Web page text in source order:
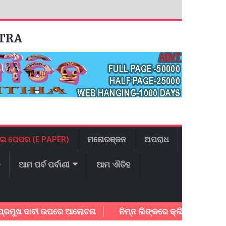
ଇ ପେପର (E PAPER) ମନୋରଞ୍ଜନ ଅପରାଧ
ଆମ ପର୍ବ ପର୍ବାଣୀ ଆମ ଐତିହ
ଉପରେ ଆଲୋଚନା ନିମ୍ନ ଲିଙ୍କରେ କ୍ଲିକ କରି ଆଜିର ଇ –